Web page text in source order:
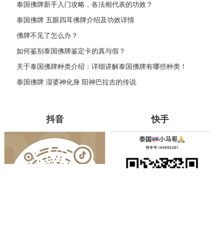
泰国佛牌新手入门攻略，各法相代表的功效？
泰国佛牌 五眼四耳佛牌介绍及功效详情
佛牌不见了怎么办？
如何鉴别泰国佛牌鉴定卡的真与假？
关于泰国佛牌种类介绍：详细讲解泰国佛牌有哪些种类！
泰国佛牌 湿婆神化身 阳神巴拉吉的传说
抖音 快手